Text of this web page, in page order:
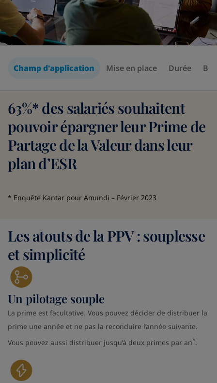
Champ d'application Mise en place Durée
63%* des salariés souhaitent
pouvoir épargner leur Prime de
Partage de la Valeur dans leur
plan d’ESR
* Enquête Kantar pour Amundi – Février 2023
Les atouts de la PPV : souplesse
et simplicité
Un pilotage souple
La prime est facultative. Vous pouvez décider de distribuer la
prime une année et ne pas la reconduire l’année suivante.
Vous pouvez aussi distribuer jusqu’à deux primes par an*.